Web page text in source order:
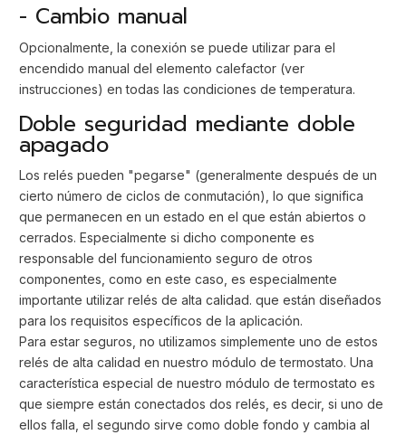
- Cambio manual
Opcionalmente, la conexión se puede utilizar para el
encendido manual del elemento calefactor (ver
instrucciones) en todas las condiciones de temperatura.
Doble seguridad mediante doble
apagado
Los relés pueden "pegarse" (generalmente después de un
cierto número de ciclos de conmutación), lo que significa
que permanecen en un estado en el que están abiertos o
cerrados. Especialmente si dicho componente es
responsable del funcionamiento seguro de otros
componentes, como en este caso, es especialmente
importante utilizar relés de alta calidad. que están diseñados
para los requisitos específicos de la aplicación.
Para estar seguros, no utilizamos simplemente uno de estos
relés de alta calidad en nuestro módulo de termostato. Una
característica especial de nuestro módulo de termostato es
que siempre están conectados dos relés, es decir, si uno de
ellos falla, el segundo sirve como doble fondo y cambia al